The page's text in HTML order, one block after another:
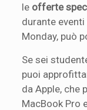
le offerte
durante
Monday, può
Se sei
puoi
da Apple, che
MacBook Pro